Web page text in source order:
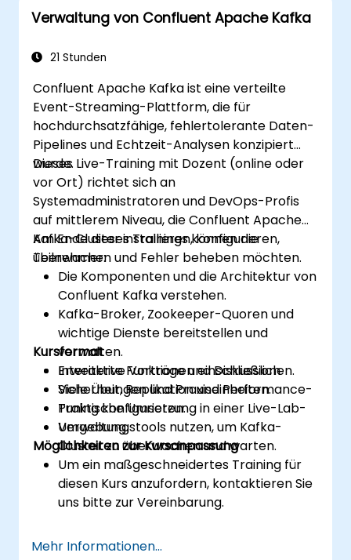
Verwaltung von Confluent Apache Kafka
21 Stunden
Confluent Apache Kafka ist eine verteilte
Event-Streaming-Plattform, die für
hochdurchsatzfähige, fehlertolerante Daten-
Pipelines und Echtzeit-Analysen konzipiert
wurde.
Dieses Live-Training mit Dozent (online oder
vor Ort) richtet sich an
Systemadministratoren und DevOps-Profis
auf mittlerem Niveau, die Confluent Apache
Kafka-Cluster installieren, konfigurieren,
überwachen und Fehler beheben möchten.
Am Ende dieses Trainings können die
Teilnehmer:
Die Komponenten und die Architektur von
Confluent Kafka verstehen.
Kafka-Broker, Zookeeper-Quoren und
wichtige Dienste bereitstellen und
verwalten.
Erweiterte Funktionen einschließlich
Sicherheit, Replikation und Performance-
Tuning konfigurieren.
Verwaltungstools nutzen, um Kafka-
Cluster zu überwachen und warten.
Kursformat
Interaktive Vorträge und Diskussionen.
Viele Übungen und Praxiseinheiten.
Praktische Umsetzung in einer Live-Lab-
Umgebung.
Möglichkeiten zur Kursanpassung
Um ein maßgeschneidertes Training für
diesen Kurs anzufordern, kontaktieren Sie
uns bitte zur Vereinbarung.
Mehr Informationen...